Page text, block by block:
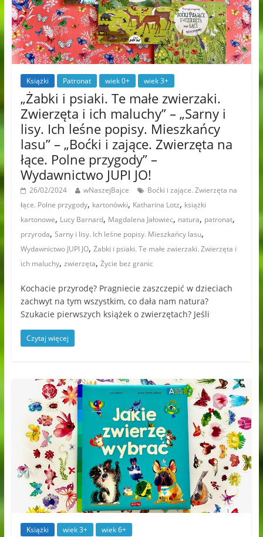
Książki Patronat wiek 0+ wiek 3+
„Żabki i psiaki. Te małe zwierzaki.
Zwierzęta i ich maluchy” – „Sarny i
lisy. Ich leśne popisy. Mieszkańcy
lasu” – „Boćki i zające. Zwierzęta na
łące. Polne przygody” –
Wydawnictwo JUPI JO!
26/02/2024 wNaszejBajce
Boćki i zające. Zwierzęta na
łące. Polne przygody, kartonówki, Katharina Lotz, książki
kartonowe, Lucy Barnard, Magdalena Jałowiec, natura, patronat,
przyroda, Sarny i lisy. Ich leśne popisy. Mieszkańcy lasu,
Wydawnictwo JUPI JO, Żabki i psiaki. Te małe zwierzaki. Zwierzęta i
ich maluchy, zwierzęta, Życie bez granic
Kochacie przyrodę? Pragniecie zaszczepić w dzieciach
zachwyt na tym wszystkim, co dała nam natura?
Szukacie pierwszych książek o zwierzętach? Jeśli
Czytaj więcej
Książki wiek 3+ wiek 6+